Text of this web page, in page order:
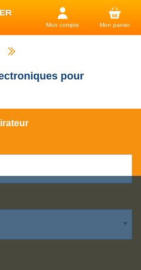
Mon compte Mon panier
pour